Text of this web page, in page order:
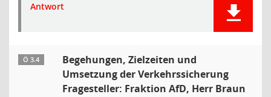
Antwort
Ö 3.4
Begehungen, Zielzeiten und
Umsetzung der Verkehrssicherung
Fragesteller: Fraktion AfD, Herr Braun